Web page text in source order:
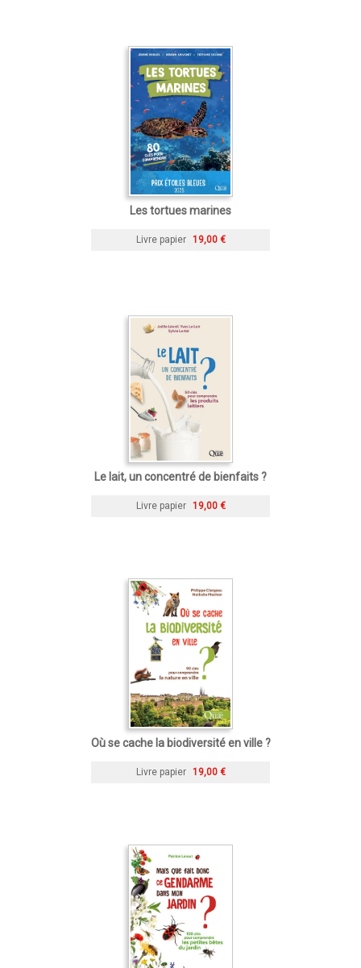
Les tortues marines
Livre papier 19,00 €
Le lait, un concentré de bienfaits ?
Livre papier 19,00 €
Où se cache la biodiversité en ville ?
Livre papier 19,00 €